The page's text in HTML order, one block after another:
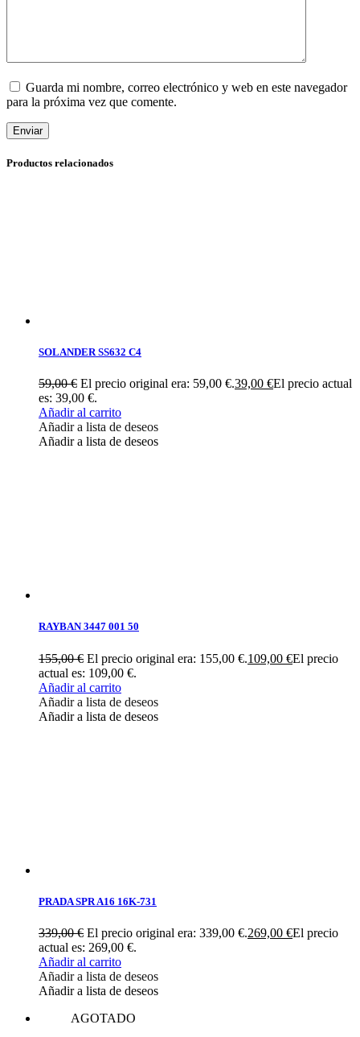
Guarda mi nombre, correo electrónico y web en este navegador
para la próxima vez que comente.
Enviar
Productos relacionados
SOLANDER SS632 C4
59,00€ El precio original era: 59,00 €.39,00 €El precio actual
es: 39,00 €.
Añadir al carrito
Añadir a lista de deseos
Añadir a lista de deseos
RAYBAN 3447 001 50
155,00€ El precio original era: 155,00 €.109,00 €El precio
actual es: 109,00 €.
Añadir al carrito
Añadir a lista de deseos
Añadir a lista de deseos
PRADA SPR A16 16K-731
339,00€ El precio original era: 339,00 €.269,00 €El precio
actual es: 269,00 €.
Añadir al carrito
Añadir a lista de deseos
Añadir a lista de deseos
AGOTADO